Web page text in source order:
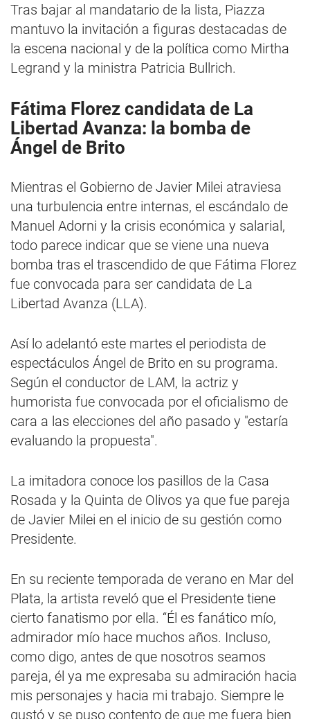
Tras bajar al mandatario de la lista, Piazza
mantuvo la invitación a figuras destacadas de
la escena nacional y de la política como Mirtha
Legrand y la ministra Patricia Bullrich.
Fátima Florez candidata de La
Libertad Avanza: la bomba de
Ángel de Brito
Mientras el Gobierno de Javier Milei atraviesa
una turbulencia entre internas, el escándalo de
Manuel Adorni y la crisis económica y salarial,
todo parece indicar que se viene una nueva
bomba tras el trascendido de que Fátima Florez
fue convocada para ser candidata de La
Libertad Avanza (LLA).
Así lo adelantó este martes el periodista de
espectáculos Ángel de Brito en su programa.
Según el conductor de LAM, la actriz y
humorista fue convocada por el oficialismo de
cara a las elecciones del año pasado y "estaría
evaluando la propuesta".
La imitadora conoce los pasillos de la Casa
Rosada y la Quinta de Olivos ya que fue pareja
de Javier Milei en el inicio de su gestión como
Presidente.
En su reciente temporada de verano en Mar del
Plata, la artista reveló que el Presidente tiene
cierto fanatismo por ella. “Él es fanático mío,
admirador mío hace muchos años. Incluso,
como digo, antes de que nosotros seamos
pareja, él ya me expresaba su admiración hacia
mis personajes y hacia mi trabajo. Siempre le
gustó y se puso contento de que me fuera bien